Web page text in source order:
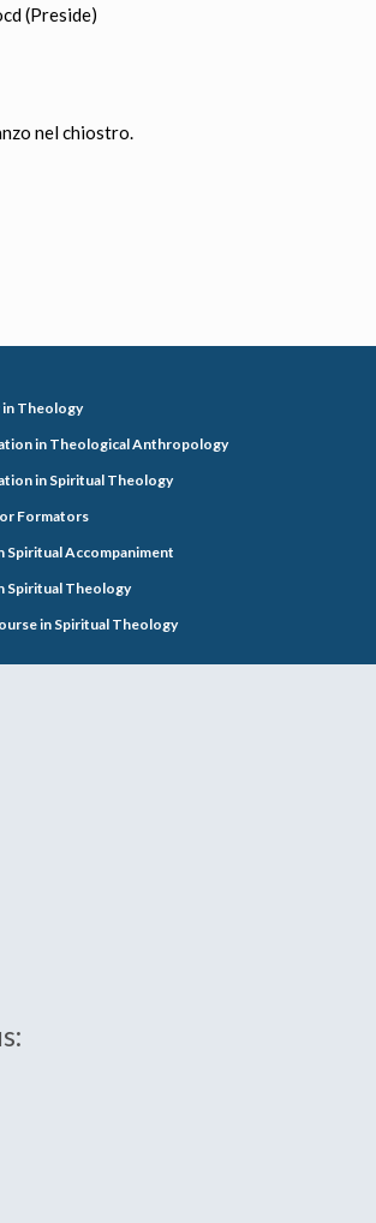
(Preside)
nel chiostro.
in Theology
in Theological Anthropology
in Spiritual Theology
Formators
Spiritual Accompaniment
Spiritual Theology
in Spiritual Theology